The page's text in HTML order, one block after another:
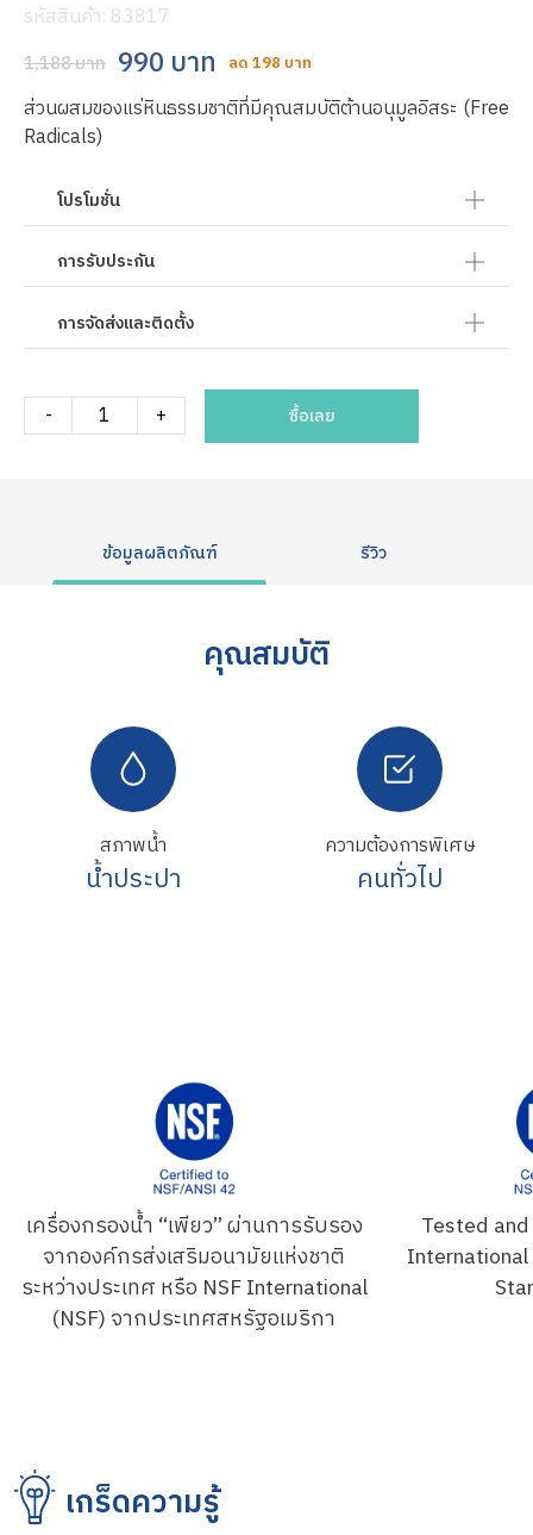
รหัสสินค้า: 83817
1,188 บาท 990 บาท ลด 198 บาท
ส่วนผสมของแร่หินธรรมชาติที่มีคุณสมบัติต้านอนุมูลอิสระ (Free
Radicals)
โปรโมชั่น
การรับประกัน
การจัดส่งและติดตั้ง
- + ซื้อเลย
ข้อมูลผลิตภัณฑ์ รีวิว
คุณสมบัติ
สภาพน้ำ
น้ำประปา
ความต้องการพิเศษ
คนทั่วไป
เครื่องกรองน้ำ “เพียว” ผ่านการรับรอง
จากองค์กรส่งเสริมอนามัยแห่งชาติ
ระหว่างประเทศ หรือ NSF International
(NSF) จากประเทศสหรัฐอเมริกา
Tested
เกร็ดความรู้